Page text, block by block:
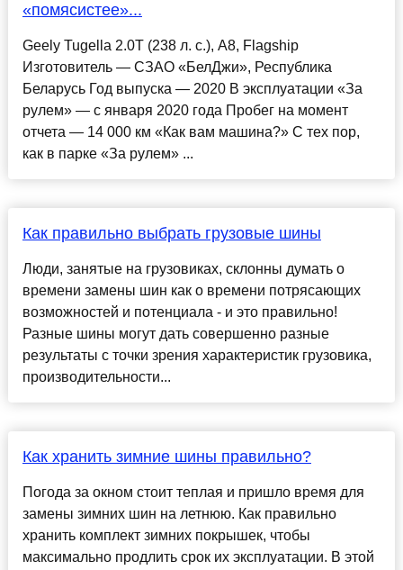
«помясистее»...
Geely Tugella 2.0T (238 л. с.), А8, Flagship
Изготовитель — СЗАО «БелДжи», Республика
Беларусь Год выпуска — 2020 В эксплуатации «За
рулем» — с января 2020 года Пробег на момент
отчета — 14 000 км «Как вам машина?» С тех пор,
как в парке «За рулем» ...
Как правильно выбрать грузовые шины
Люди, занятые на грузовиках, склонны думать о
времени замены шин как о времени потрясающих
возможностей и потенциала - и это правильно!
Разные шины могут дать совершенно разные
результаты с точки зрения характеристик грузовика,
производительности...
Как хранить зимние шины правильно?
Погода за окном стоит теплая и пришло время для
замены зимних шин на летнюю. Как правильно
хранить комплект зимних покрышек, чтобы
максимально продлить срок их эксплуатации. В этой